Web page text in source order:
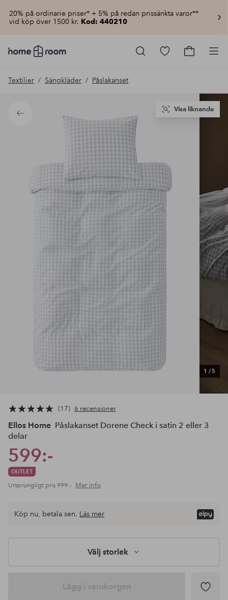
20% på ordinarie priser* + 5% på redan prissänkta varor**
vid köp över 1500 kr. Kod: 440210
Homeroom
–
hemmet
pris
Gå
Gå
Textilier Sängkläder Påslakanset
Tillbaka
1 /5
Visa liknande
17 6 recensioner
Ellos Home Påslakanset Dorene Check i satin 2 eller 3
delar
599:-
OUTLET
Ursprungligt pris 999:- Mer info
Köp nu, betala sen. Läs mer
Välj storlek
Lägg i varukorgen